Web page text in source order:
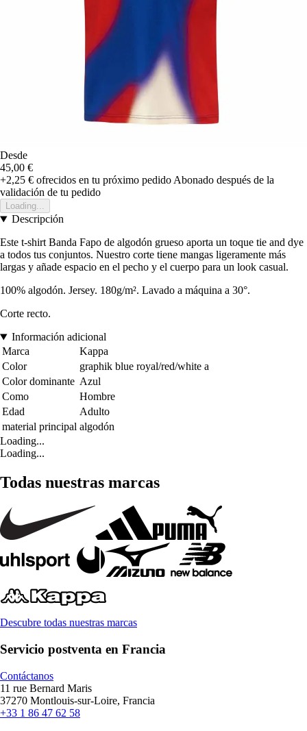
Desde
45,00 €
+2,25 € ofrecidos en tu próximo pedido Abonado después de la
validación de tu pedido
Loading...
Descripción
Este t-shirt Banda Fapo de algodón grueso aporta un toque tie and dye
a todos tus conjuntos. Nuestro corte tiene mangas ligeramente más
largas y añade espacio en el pecho y el cuerpo para un look casual.
100% algodón. Jersey. 180g/m². Lavado a máquina a 30°.
Corte recto.
Información adicional
Marca
Kappa
Color
graphik blue royal/red/white a
Color dominante Azul
Como
Hombre
Edad
Adulto
material principal algodón
Loading...
Loading...
Todas nuestras marcas
Descubre todas nuestras marcas
Servicio postventa en Francia
Contáctanos
11 rue Bernard Maris
37270 Montlouis-sur-Loire, Francia
+33 1 86 47 62 58